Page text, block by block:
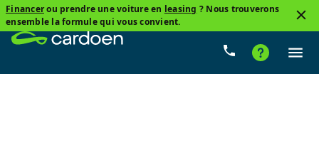
Financerou prendre une voiture en leasing ? Nous trouverons
ensemble la formule qui vous convient.
Carburant